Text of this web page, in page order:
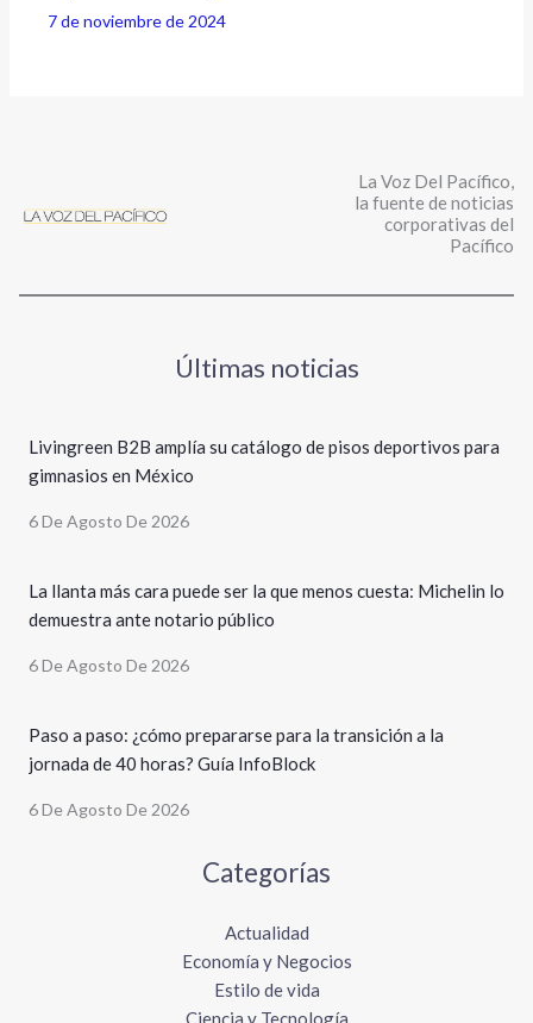
7 de noviembre de 2024
La Voz Del Pacífico,
la fuente de noticias
corporativas del
Pacífico
Últimas noticias
Livingreen B2B amplía su catálogo de pisos deportivos para
gimnasios en México
6 De Agosto De 2026
La llanta más cara puede ser la que menos cuesta: Michelin lo
demuestra ante notario público
6 De Agosto De 2026
Paso a paso: ¿cómo prepararse para la transición a la
jornada de 40 horas? Guía InfoBlock
6 De Agosto De 2026
Categorías
Actualidad
Economía y Negocios
Estilo de vida